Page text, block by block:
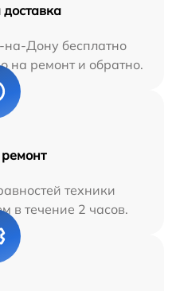
на-Дону бесплатно
на ремонт и обратно.
техники
в течение 2 часов.